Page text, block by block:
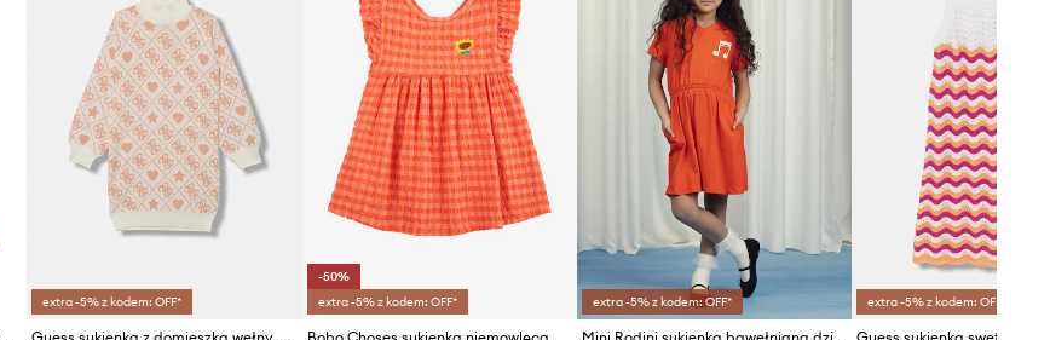
extra -5% z kodem: OFF*
-50%
extra -5% z kodem: OFF*
extra -5% z kodem: OFF* extra -5% z kodem: OFF*